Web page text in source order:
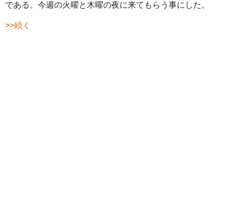
である。今週の火曜と木曜の夜に来てもらう事にした。
>>続く